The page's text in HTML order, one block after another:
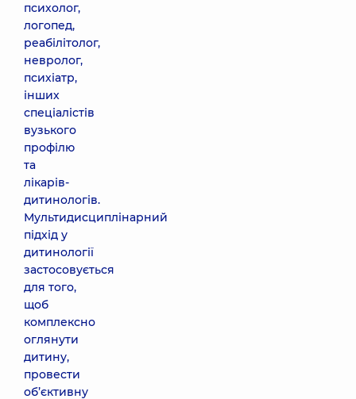
психолог,
логопед,
реабілітолог,
невролог,
психіатр,
інших
спеціалістів
вузького
профілю
та
лікарів-
дитинологів.
Мультидисциплінарний
підхід у
дитинології
застосовується
для того,
щоб
комплексно
оглянути
дитину,
провести
об’єктивну